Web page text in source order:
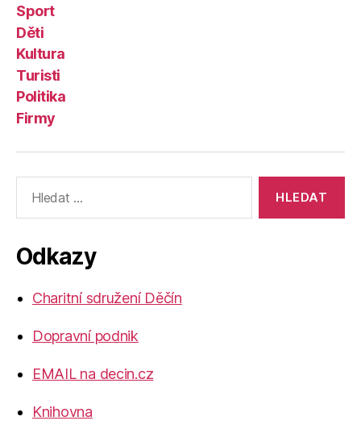
Sport
Děti
Kultura
Turisti
Politika
Firmy
vyhledávání:
Odkazy
Charitní sdružení Děčín
Dopravní podnik
EMAIL na decin.cz
Knihovna